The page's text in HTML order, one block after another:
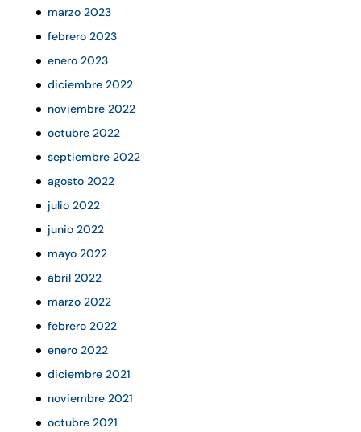
marzo 2023
febrero 2023
enero 2023
diciembre 2022
noviembre 2022
octubre 2022
septiembre 2022
agosto 2022
julio 2022
junio 2022
mayo 2022
abril 2022
marzo 2022
febrero 2022
enero 2022
diciembre 2021
noviembre 2021
octubre 2021